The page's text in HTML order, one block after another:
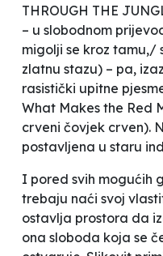
THROUGH THE
– u slobodnom
migolji se kroz tamu,/
zlatnu stazu) – pa,
rasistički upitne
What Makes the Red
crveni čovjek crven).
postavljena u staru
I pored svih mogućih
trebaju naći svoj
ostavlja prostora da
ona sloboda koja se